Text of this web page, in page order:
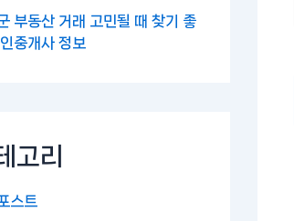
부동산 거래 고민될 때 찾기 좋
중개사 정보
고리
스트